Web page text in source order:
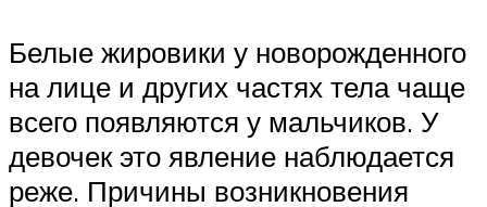
Белые жировики у новорожденного
на лице и других частях тела чаще
всего появляются у мальчиков. У
девочек это явление наблюдается
реже. Причины возникновения